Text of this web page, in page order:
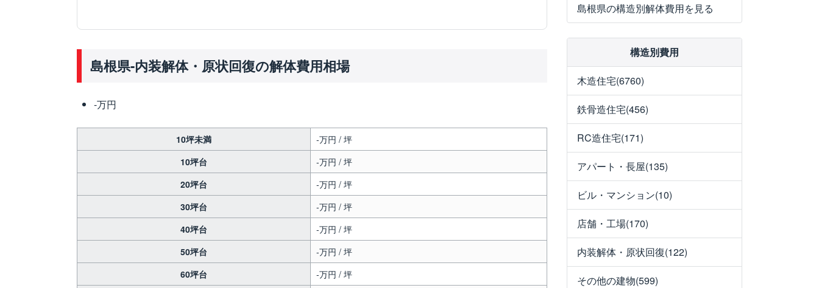
島根県-内装解体・原状回復の解体費用相場
-万円
10坪未満
-万円 / 坪
10坪台
-万円 / 坪
20坪台
-万円 / 坪
30坪台
-万円 / 坪
40坪台
-万円 / 坪
50坪台
-万円 / 坪
60坪台
-万円 / 坪
島根県の構造別解体費用を見る
構造別費用
木造住宅(6760)
鉄骨造住宅(456)
RC造住宅(171)
アパート・長屋(135)
ビル・マンション(10)
店舗・工場(170)
内装解体・原状回復(122)
その他の建物(599)